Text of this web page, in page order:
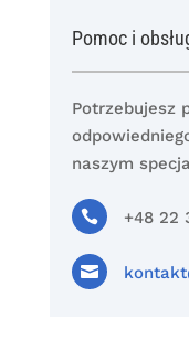
Pomoc i
Potrzebujesz
naszym
 +48 22
